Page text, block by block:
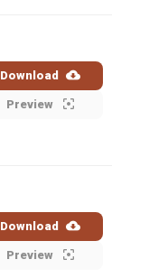
Download
Preview
Download
Preview